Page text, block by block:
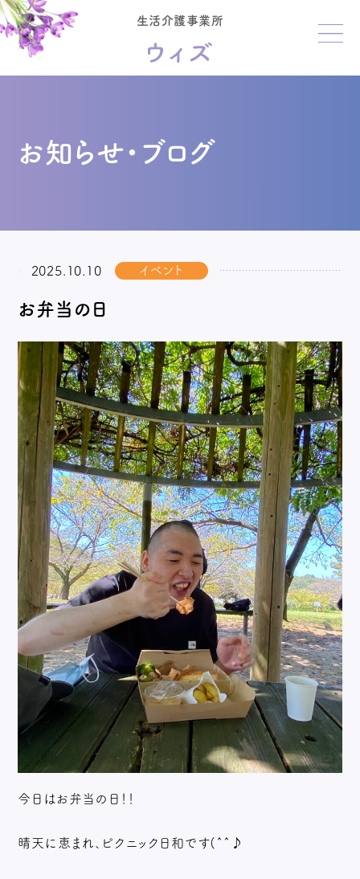
生活介護事業所
お知らせ・ブログ
2025.10.10 イベント
お弁当の日
今日はお弁当の日！！
晴天に恵まれ、ピクニック日和です(^^♪